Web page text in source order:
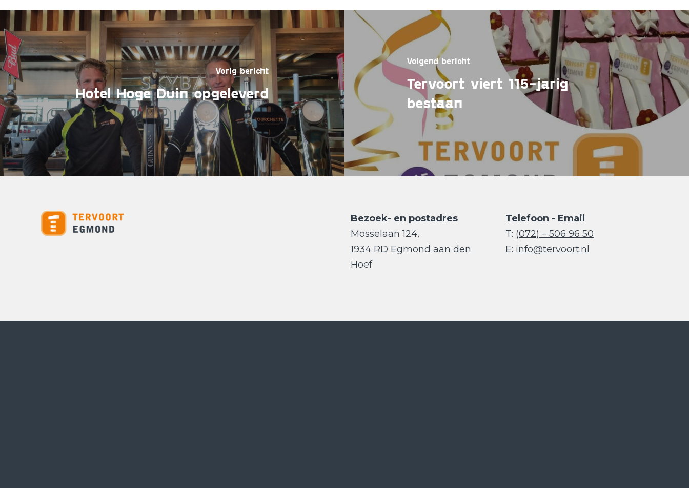
Vorig bericht
Hotel Hoge Duin opgeleverd
Volgend bericht
Tervoort viert 115-jarig
bestaan
Bezoek- en postadres
Mosselaan 124,
1934 RD Egmond aan den
Hoef
Telefoon - Email
T: (072) – 506 96 50
E: info@tervoort.nl